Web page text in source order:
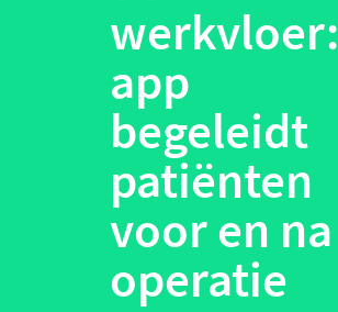
werkvloer:
app
begeleidt
patiënten
voor en na
operatie